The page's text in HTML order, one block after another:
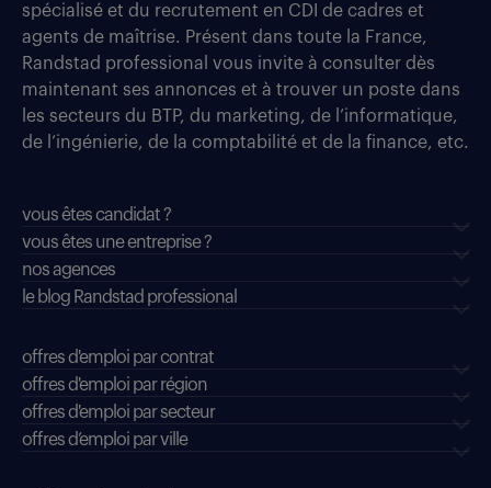
spécialisé et du recrutement en CDI de cadres et
agents de maîtrise. Présent dans toute la France,
Randstad professional vous invite à consulter dès
maintenant ses annonces et à trouver un poste dans
les secteurs du BTP, du marketing, de l’informatique,
de l’ingénierie, de la comptabilité et de la finance, etc.
vous êtes candidat ?
vous êtes une entreprise ?
nos agences
le blog Randstad professional
offres d'emploi par contrat
offres d'emploi par région
offres d'emploi par secteur
offres d’emploi par ville